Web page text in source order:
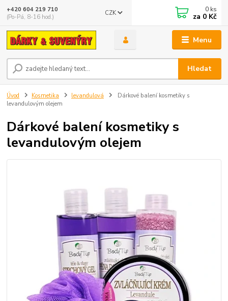
Menu
CZK
Hledat
+420 604 219 710
(Po-Pá, 8-16 hod.)
0 ks
za 0 Kč
Úvod Kosmetika levandulová
Dárkové balení kosmetiky s
levandulovým olejem
Dárkové balení kosmetiky s
levandulovým olejem